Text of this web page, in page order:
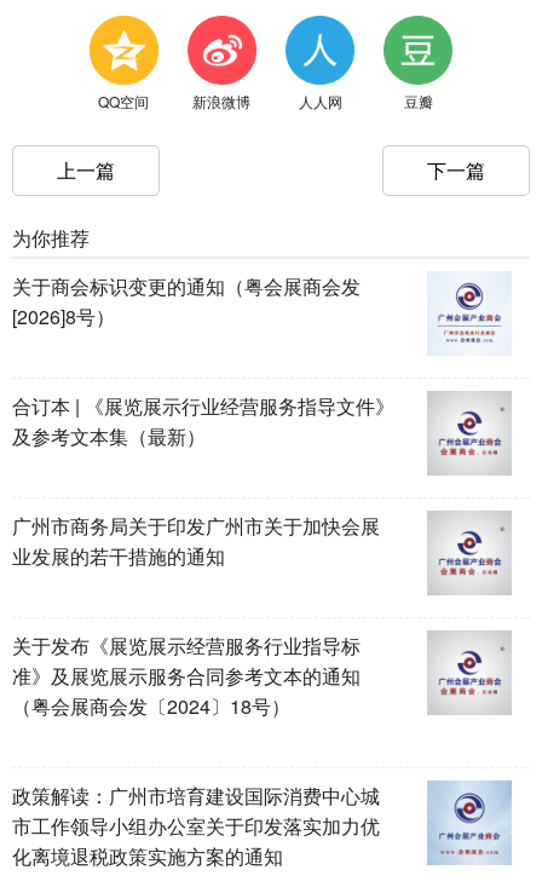
QQ空间 新浪微博 人人网 豆瓣
上一篇 下一篇
为你推荐
关于商会标识变更的通知（粤会展商会发
[2026]8号）
合订本 | 《展览展示行业经营服务指导文件》
及参考文本集（最新）
广州市商务局关于印发广州市关于加快会展
业发展的若干措施的通知
关于发布《展览展示经营服务行业指导标
准》及展览展示服务合同参考文本的通知
（粤会展商会发〔2024〕18号）
政策解读：广州市培育建设国际消费中心城
市工作领导小组办公室关于印发落实加力优
化离境退税政策实施方案的通知